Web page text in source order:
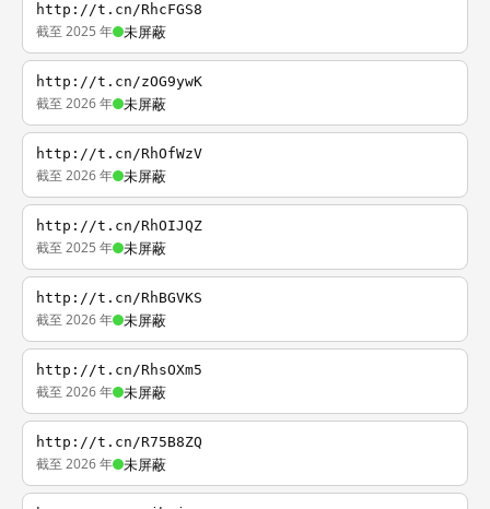
http://t.cn/RhcFGS8
截至 2025 年 未屏蔽
http://t.cn/zOG9ywK
截至 2026 年 未屏蔽
http://t.cn/RhOfWzV
截至 2026 年 未屏蔽
http://t.cn/RhOIJQZ
截至 2025 年 未屏蔽
http://t.cn/RhBGVKS
截至 2026 年 未屏蔽
http://t.cn/RhsOXm5
截至 2026 年 未屏蔽
http://t.cn/R75B8ZQ
截至 2026 年 未屏蔽